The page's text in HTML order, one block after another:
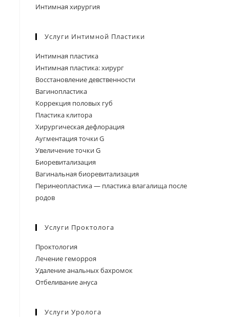
Интимная хирургия
Услуги Интимной Пластики
Интимная пластика
Интимная пластика: хирург
Восстановление девственности
Вагинопластика
Коррекция половых губ
Пластика клитора
Хирургическая дефлорация
Аугментация точки G
Увеличение точки G
Биоревитализация
Вагинальная биоревитализация
Перинеопластика — пластика влагалища после
родов
Услуги Проктолога
Проктология
Лечение геморроя
Удаление анальных бахромок
Отбеливание ануса
Услуги Уролога